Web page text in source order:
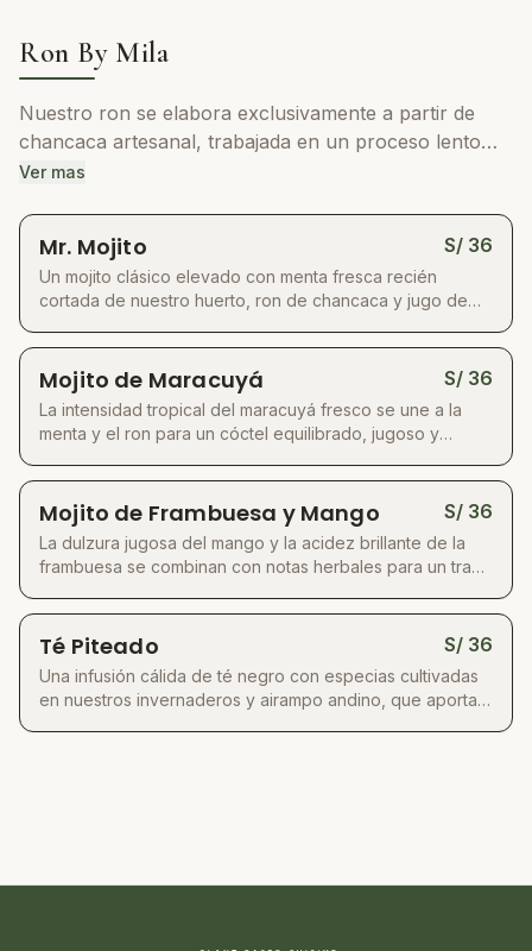
Ron By Mila
Nuestro ron se elabora exclusivamente a partir de
chancaca artesanal, trabajada en un proceso lento
que preserva su dulzor profundo y sus notas
con cuerpo y carácter, que al combinarse con
ingredientes frescos de nuestros huertos e
invernaderos da vida a cócteles llenos de frescura,
equilibrio y complejidad aromática.
Ver mas
Mr. Mojito S/ 36
Un mojito clásico elevado con menta fresca recién
cortada de nuestro huerto, ron de chancaca y jugo de
vibrante.
Mojito de Maracuyá S/ 36
La intensidad tropical del maracuyá fresco se une a la
menta y el ron para un cóctel equilibrado, jugoso y
Mojito de Frambuesa y Mango S/ 36
La dulzura jugosa del mango y la acidez brillante de la
frambuesa se combinan con notas herbales para un trago
Té Piteado S/ 36
Una infusión cálida de té negro con especias cultivadas
en nuestros invernaderos y airampo andino, que aporta